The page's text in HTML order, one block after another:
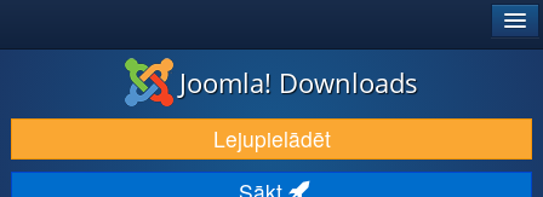
LEJUPIELĀDĒT UN PAPLAŠINĀT
ATKLĀJ UN IEMĀCIES
Joomla! Downloads
Lejupielādēt